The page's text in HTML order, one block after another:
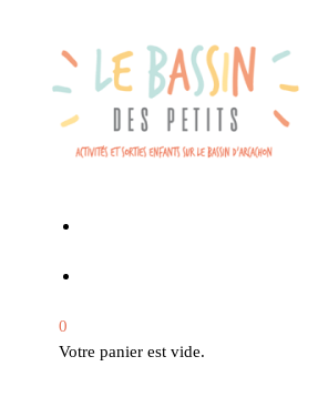
0
Votre panier est vide.